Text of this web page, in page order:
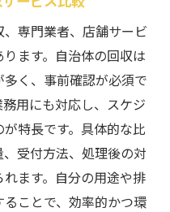
専門業者、店舗サービ
ます。自治体の回収は
く、事前確認が必須で
用にも対応し、スケジ
特長です。具体的な比
受付方法、処理後の対
ます。自分の用途や排
ことで、効率的かつ環